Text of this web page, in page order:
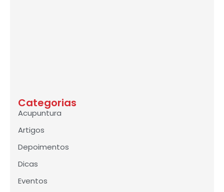
Categorias
Acupuntura
Artigos
Depoimentos
Dicas
Eventos